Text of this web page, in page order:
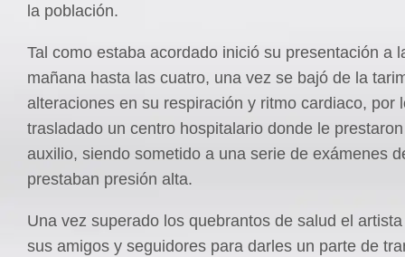
la población.
Tal como estaba acordado inició su presentación a
mañana hasta las cuatro, una vez se bajó de la
alteraciones en su respiración y ritmo cardiaco, por
trasladado un centro hospitalario donde le
auxilio, siendo sometido a una serie de exámenes
prestaban presión alta.
Una vez superado los quebrantos de salud el
sus amigos y seguidores para darles un parte de